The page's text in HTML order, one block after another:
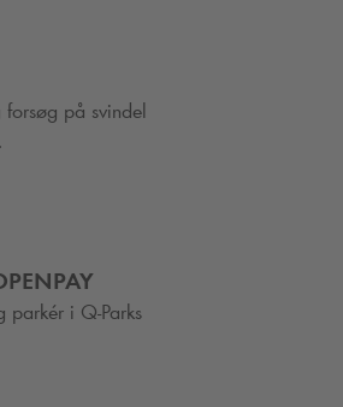
på svindel
parkér i Q-Parks